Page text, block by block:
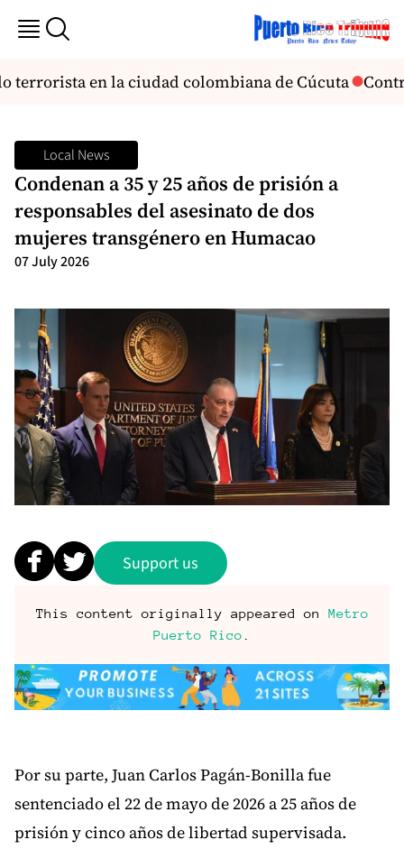
terrorista en la ciudad colombiana de Cúcuta
Local News
Condenan a 35 y 25 años de prisión a
responsables del asesinato de dos
mujeres transgénero en Humacao
07 July 2026
Support us
This content originally appeared on Metro
Puerto Rico
Por su parte, Juan Carlos Pagán-Bonilla fue
sentenciado el 22 de mayo de 2026 a 25 años de
prisión y cinco años de libertad supervisada.